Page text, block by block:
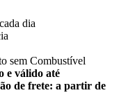
dia
sem Combustível
e válido até
de frete: a partir de